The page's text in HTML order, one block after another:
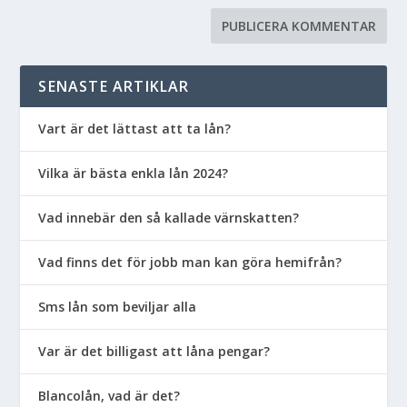
SENASTE ARTIKLAR
Vart är det lättast att ta lån?
Vilka är bästa enkla lån 2024?
Vad innebär den så kallade värnskatten?
Vad finns det för jobb man kan göra hemifrån?
Sms lån som beviljar alla
Var är det billigast att låna pengar?
Blancolån, vad är det?